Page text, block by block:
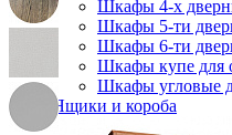
Шкафы 4-х
Шкафы 5-ти
Шкафы 6-ти
Шкафы купе для
Шкафы угловые
Ящики и короба